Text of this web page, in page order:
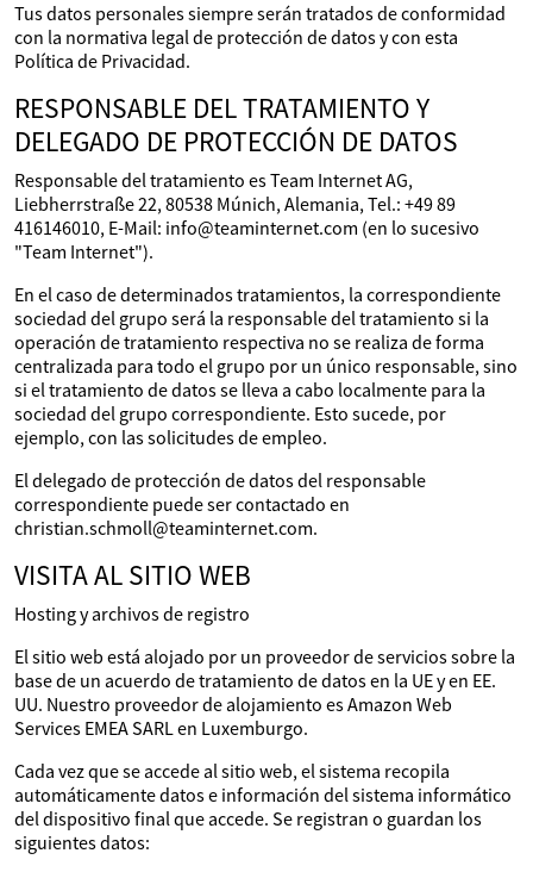
Tus datos personales siempre serán tratados de conformidad
con la normativa legal de protección de datos y con esta
Política de Privacidad.
RESPONSABLE DEL TRATAMIENTO Y
DELEGADO DE PROTECCIÓN DE DATOS
Responsable del tratamiento es Team Internet AG,
Liebherrstraße 22, 80538 Múnich, Alemania, Tel.: +49 89
416146010, E-Mail: info@teaminternet.com (en lo sucesivo
"Team Internet").
En el caso de determinados tratamientos, la correspondiente
sociedad del grupo será la responsable del tratamiento si la
operación de tratamiento respectiva no se realiza de forma
centralizada para todo el grupo por un único responsable, sino
si el tratamiento de datos se lleva a cabo localmente para la
sociedad del grupo correspondiente. Esto sucede, por
ejemplo, con las solicitudes de empleo.
El delegado de protección de datos del responsable
correspondiente puede ser contactado en
christian.schmoll@teaminternet.com.
VISITA AL SITIO WEB
Hosting y archivos de registro
El sitio web está alojado por un proveedor de servicios sobre la
base de un acuerdo de tratamiento de datos en la UE y en EE.
UU. Nuestro proveedor de alojamiento es Amazon Web
Services EMEA SARL en Luxemburgo.
Cada vez que se accede al sitio web, el sistema recopila
automáticamente datos e información del sistema informático
del dispositivo final que accede. Se registran o guardan los
siguientes datos: